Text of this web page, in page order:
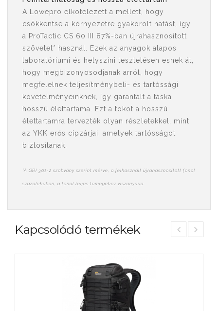
A Lowepro elkötelezett a mellett, hogy
csökkentse a környezetre gyakorolt ​​hatást, így
a ProTactic CS 60 III 87%-ban újrahasznosított
szövetet* használ. Ezek az anyagok alapos
laboratóriumi és helyszíni tesztelésen esnek át,
hogy megbizonyosodjanak arról, hogy
megfelelnek teljesítménybeli- és tartóssági
követelményeinknek, így garantált a táska
hosszú élettartama. Ezt a tokot a hosszú
élettartamra tervezték olyan részletekkel, mint
az YKK erős cipzárjai, amelyek tartósságot
biztosítanak.
*A GRI 301-2 szabvány szerint mérve, a felhasznált újrahasznosított fonal
százalékában, a fonal teljes tömegéhez viszonyítva.
Kapcsolódó termékek